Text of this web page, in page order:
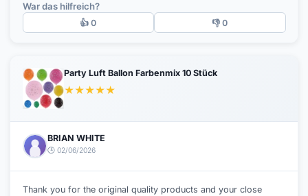
War das hilfreich?
👍 0 👎 0
Party Luft Ballon Farbenmix 10 Stück
★★★★★
BRIAN WHITE
🕒 02/06/2026
Thank you for the original quality products and your close